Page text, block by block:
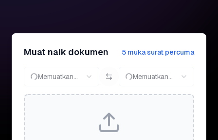
Muat naik dokumen 5 muka surat percuma
Memuatkan... Memuatkan...